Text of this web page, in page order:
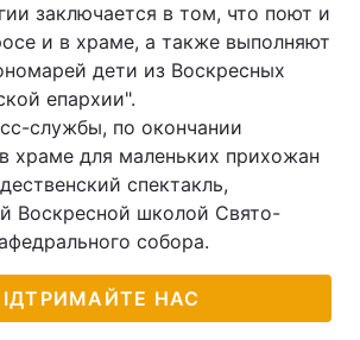
Війна
Політика
заключается в том, что поют и
и в храме, а также выполняют
дети из Воскресных
епархии".
службы, по окончании
храме для маленьких прихожан
спектакль,
Воскресной школой Свято-
собора.
НАС